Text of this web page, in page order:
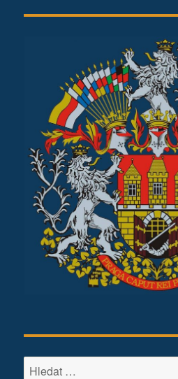
Hledat: